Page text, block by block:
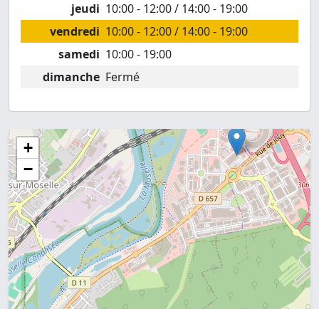
jeudi 10:00 - 12:00 / 14:00 - 19:00
vendredi 10:00 - 12:00 / 14:00 - 19:00
samedi 10:00 - 19:00
dimanche Fermé
+
−